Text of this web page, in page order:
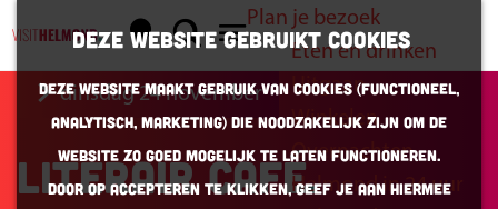
Deze website gebruikt cookies
Deze website maakt gebruik van cookies (Functioneel,
Analytisch, Marketing) die noodzakelijk zijn om de
website zo goed mogelijk te laten functioneren.
Door op accepteren te klikken, geef je aan hiermee
K
a
a
r
t
Z
o
e
k
e
n
M
e
n
u
Plan je bezoek
Eten en drinken
Uitgaan
Winkelen
Overnachten
Helmond in 24 uur
dinsdag 24 november
Literair Café